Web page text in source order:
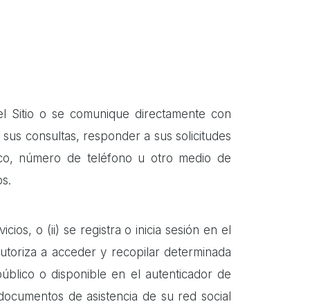
Sitio o se comunique directamente con
consultas, responder a sus solicitudes
número de teléfono u otro medio de
o (ii) se registra o inicia sesión en el
a acceder y recopilar determinada
o disponible en el autenticador de
de asistencia de su red social